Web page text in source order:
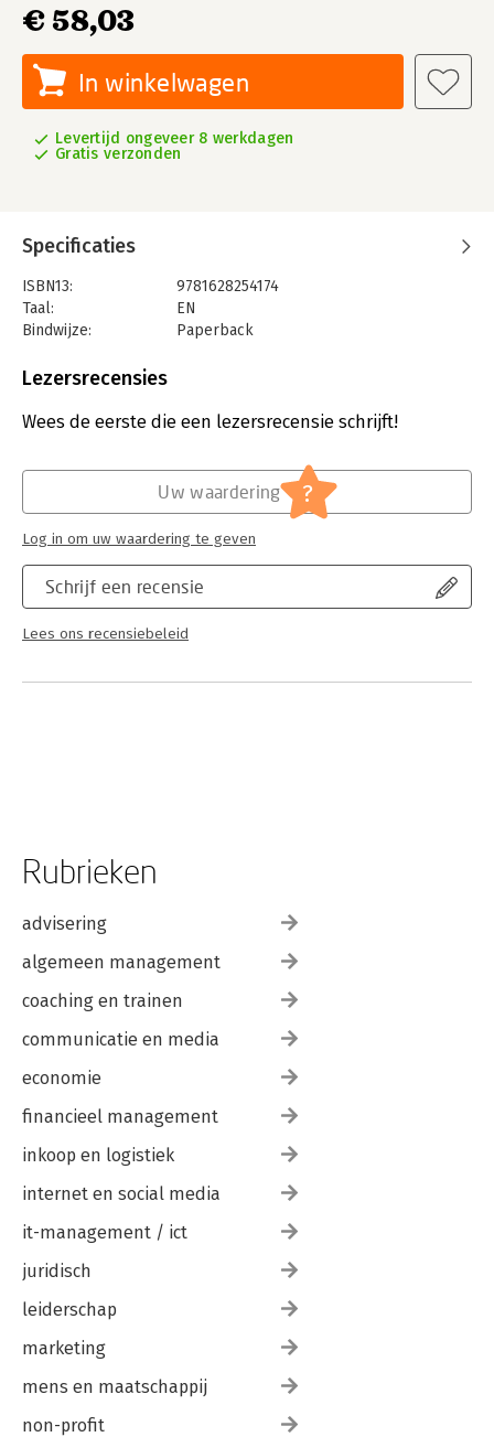
€ 58,03
In winkelwagen
Levertijd ongeveer 8 werkdagen
Gratis verzonden
Specificaties
ISBN13:
9781628254174
Taal:
EN
Bindwijze:
Paperback
Uitgever:
Lezersrecensies
Wees de eerste die een lezersrecensie schrijft!
Schrijf een recensie
Lees ons recensiebeleid
Uw waardering ?
Log in om uw waardering te geven
Rubrieken
advisering
algemeen management
coaching en trainen
communicatie en media
economie
financieel management
inkoop en logistiek
internet en social media
it-management / ict
juridisch
leiderschap
marketing
mens en maatschappij
non-profit